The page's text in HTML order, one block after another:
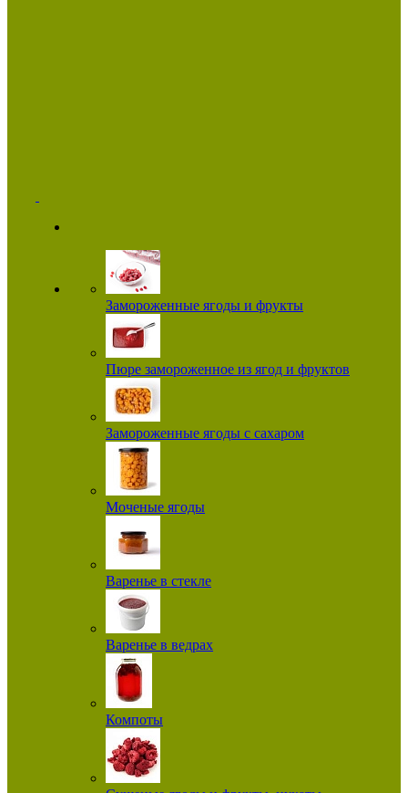
Замороженные ягоды и фрукты
Пюре замороженное из ягод и фруктов
Замороженные ягоды с сахаром
Моченые ягоды
Варенье в стекле
Варенье в ведрах
Компоты